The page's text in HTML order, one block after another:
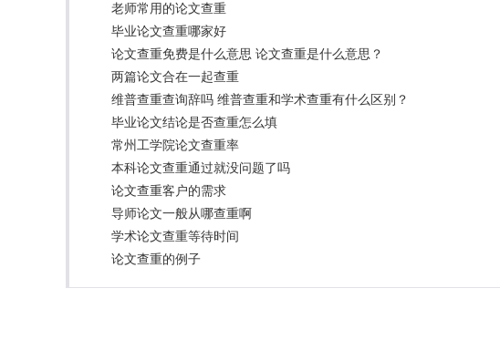
老师常用的论文查重
毕业论文查重哪家好
论文查重免费是什么意思 论文查重是什么意思？
两篇论文合在一起查重
维普查重查询辞吗 维普查重和学术查重有什么区别？
毕业论文结论是否查重怎么填
常州工学院论文查重率
本科论文查重通过就没问题了吗
论文查重客户的需求
导师论文一般从哪查重啊
学术论文查重等待时间
论文查重的例子